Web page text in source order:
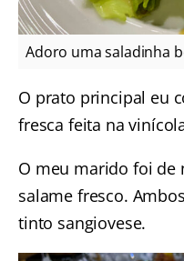
Adoro uma saladinha
O prato principal eu
fresca feita na
O meu marido foi de
salame fresco.
tinto sangiovese.